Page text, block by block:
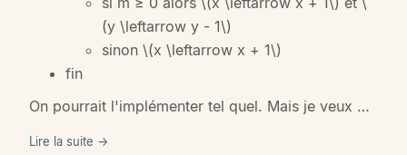
(y \leftarrow y - 1\)
sinon \(x \leftarrow x + 1\)
fin
On pourrait l'implémenter tel quel. Mais je veux …
Lire la suite →